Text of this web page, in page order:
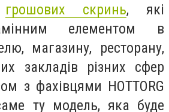
грошових скринь, які
елементом в
магазину, ресторану,
закладів різних сфер
з фахівцями HOTTORG
ту модель, яка буде